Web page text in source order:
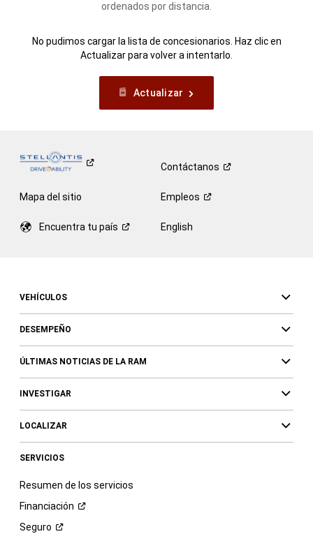
ordenados por distancia.
No pudimos cargar la lista de concesionarios. Haz clic en
Actualizar para volver a intentarlo.
Actualizar
Contáctanos
Mapa del sitio Empleos
Encuentra tu país English
VEHÍCULOS
DESEMPEÑO
ÚLTIMAS NOTICIAS DE LA RAM
INVESTIGAR
LOCALIZAR
SERVICIOS
Resumen de los servicios
Financiación
Seguro